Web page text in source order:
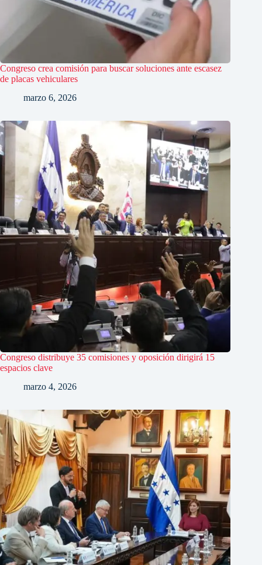
Congreso crea comisión para buscar soluciones ante escasez
de placas vehiculares
marzo 6, 2026
Congreso distribuye 35 comisiones y oposición dirigirá 15
espacios clave
marzo 4, 2026